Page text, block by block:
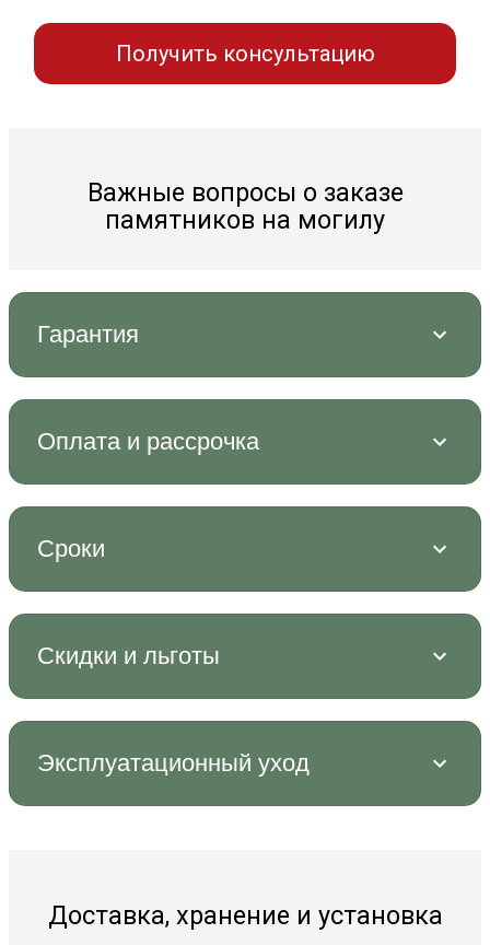
Получить консультацию
Важные вопросы о заказе
памятников на могилу
Гарантия
Оплата и рассрочка
Сроки
Скидки и льготы
Эксплуатационный уход
Доставка, хранение и установка